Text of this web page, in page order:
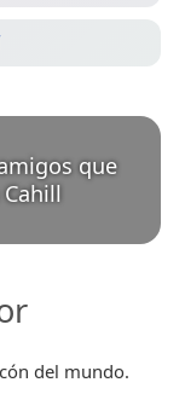
que
del mundo.